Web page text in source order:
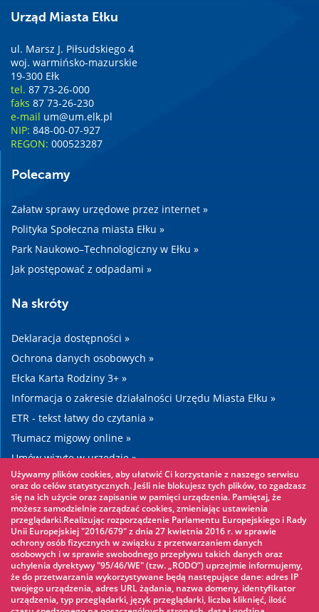
Urząd Miasta Ełku
ul. Marsz J. Piłsudskiego 4
woj. warmińsko-mazurskie
19-300 Ełk
tel. 87 73-26-000
faks 87 73-26-230
e-mail um@um.elk.pl
NIP: 848-00-07-927
REGON: 000523287
Polecamy
Załatw sprawy urzędowe przez internet »
Polityka Społeczna miasta Ełku »
Park Naukowo–Technologiczny w Ełku »
Jak postępować z odpadami »
Na skróty
Deklaracja dostępności »
Ochrona danych osobowych »
Ełcka Karta Rodziny 3+ »
Informacja o zakresie działalności Urzędu Miasta Ełku »
ETR - tekst łatwy do czytania »
Tłumacz migowy online »
Umów wizytę w urzędzie »
Drogi »
Warto zobaczyć
Park linowy »
Park Wodny »
Lodowisko »
KINOECK »
Używamy plików cookies, aby ułatwić Ci korzystanie z naszego serwisu
oraz do celów statystycznych. Jeśli nie blokujesz tych plików, to zgadzasz
się na ich użycie oraz zapisanie w pamięci urządzenia. Pamiętaj, że
możesz samodzielnie zarządzać cookies, zmieniając ustawienia
przeglądarki.Realizując rozporządzenie Parlamentu Europejskiego i Rady
Unii Europejskiej "2016/679" z dnia 27 kwietnia 2016 r. w sprawie
ochrony osób fizycznych w związku z przetwarzaniem danych
osobowych i w sprawie swobodnego przepływu takich danych oraz
uchylenia dyrektywy "95/46/WE" (tzw. „RODO”) uprzejmie informujemy,
że do przetwarzania wykorzystywane będą następujące dane: adres IP
twojego urządzenia, adres URL żądania, nazwa domeny, identyfikator
urządzenia, typ przeglądarki, język przeglądarki, liczba kliknięć, ilość